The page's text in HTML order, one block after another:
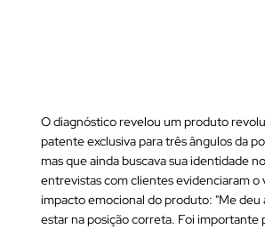
O diagnóstico revelou um produto
patente exclusiva para três ângulos da
mas que ainda buscava sua identidade
entrevistas com clientes evidenciaram o
impacto emocional do produto: "Me deu
estar na posição correta. Foi importante